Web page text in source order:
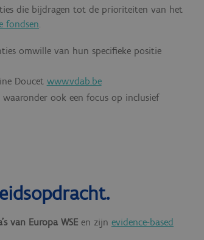
die bijdragen tot de prioriteiten van het
fondsen.
omwille van hun specifieke positie
Doucet www.vdab.be
ook een focus op inclusief
van Europa WSE en zijn evidence-based